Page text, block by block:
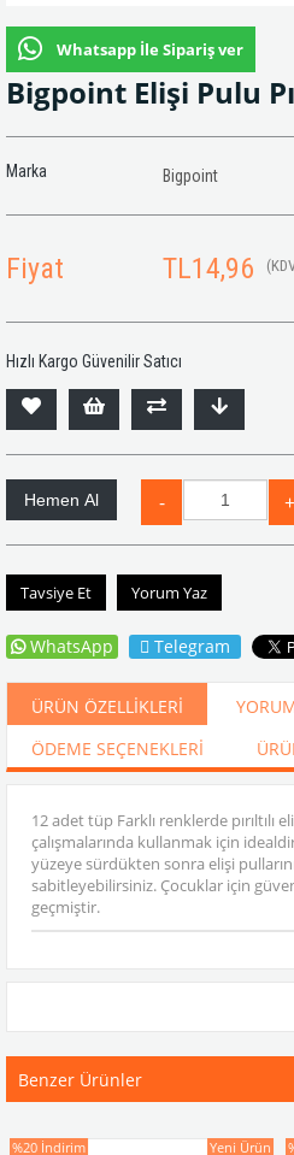
Whatsapp İle Sipariş ver
Bigpoint Elişi Pulu
Marka Bigpoint
Fiyat TL14,96
Hızlı Kargo Güvenilir Satıcı
Tavsiye Et Yorum Yaz
WhatsApp Telegram
ÜRÜN ÖZELLIKLERI
ÖDEME SEÇENEKLERI
12 adet tüp Farklı renklerde pırıltılı
çalışmalarında kullanmak için idealdir.
yüzeye sürdükten sonra elişi
sabitleyebilirsiniz. Çocuklar için
geçmiştir.
Benzer Ürünler
%20 İndirim Yeni Ürün